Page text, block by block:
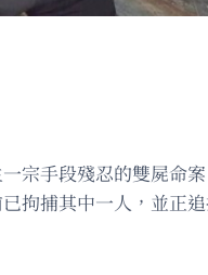
宗手段殘忍的雙屍命
拘捕其中一人，並正